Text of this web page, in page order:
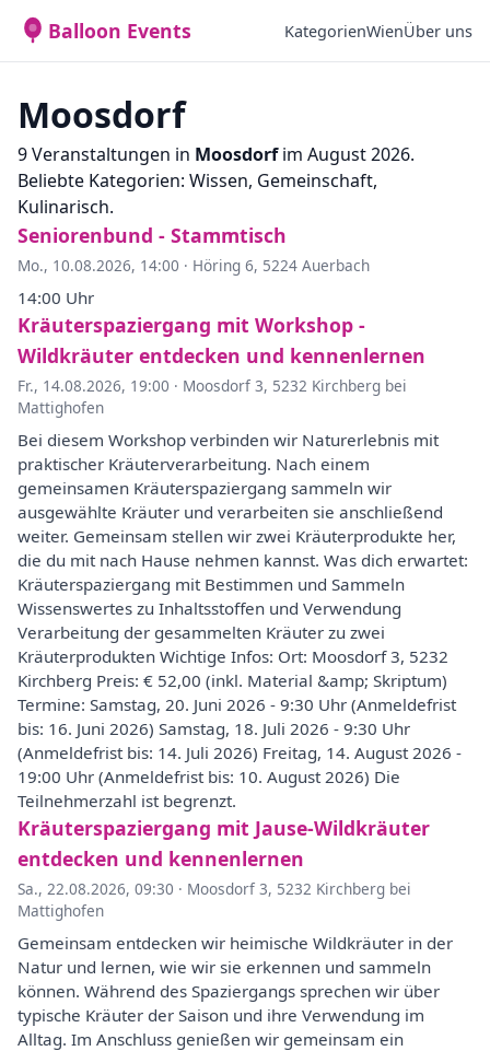
Balloon Events KategorienWienÜber uns
Moosdorf
9 Veranstaltungen in Moosdorfim August 2026.
Beliebte Kategorien: Wissen, Gemeinschaft,
Kulinarisch.
Seniorenbund - Stammtisch
Mo., 10.08.2026, 14:00 · Höring 6, 5224 Auerbach
14:00 Uhr
Kräuterspaziergang mit Workshop -
Wildkräuter entdecken und kennenlernen
Fr., 14.08.2026, 19:00 · Moosdorf 3, 5232 Kirchberg bei
Mattighofen
Bei diesem Workshop verbinden wir Naturerlebnis mit
praktischer Kräuterverarbeitung. Nach einem
gemeinsamen Kräuterspaziergang sammeln wir
ausgewählte Kräuter und verarbeiten sie anschließend
weiter. Gemeinsam stellen wir zwei Kräuterprodukte her,
die du mit nach Hause nehmen kannst. Was dich erwartet:
Kräuterspaziergang mit Bestimmen und Sammeln
Wissenswertes zu Inhaltsstoffen und Verwendung
Verarbeitung der gesammelten Kräuter zu zwei
Kräuterprodukten Wichtige Infos: Ort: Moosdorf 3, 5232
Kirchberg Preis: € 52,00 (inkl. Material &amp; Skriptum)
Termine: Samstag, 20. Juni 2026 - 9:30 Uhr (Anmeldefrist
bis: 16. Juni 2026) Samstag, 18. Juli 2026 - 9:30 Uhr
(Anmeldefrist bis: 14. Juli 2026) Freitag, 14. August 2026 -
19:00 Uhr (Anmeldefrist bis: 10. August 2026) Die
Teilnehmerzahl ist begrenzt.
Kräuterspaziergang mit Jause-Wildkräuter
entdecken und kennenlernen
Sa., 22.08.2026, 09:30 · Moosdorf 3, 5232 Kirchberg bei
Mattighofen
Gemeinsam entdecken wir heimische Wildkräuter in der
Natur und lernen, wie wir sie erkennen und sammeln
können. Während des Spaziergangs sprechen wir über
typische Kräuter der Saison und ihre Verwendung im
Alltag. Im Anschluss genießen wir gemeinsam ein